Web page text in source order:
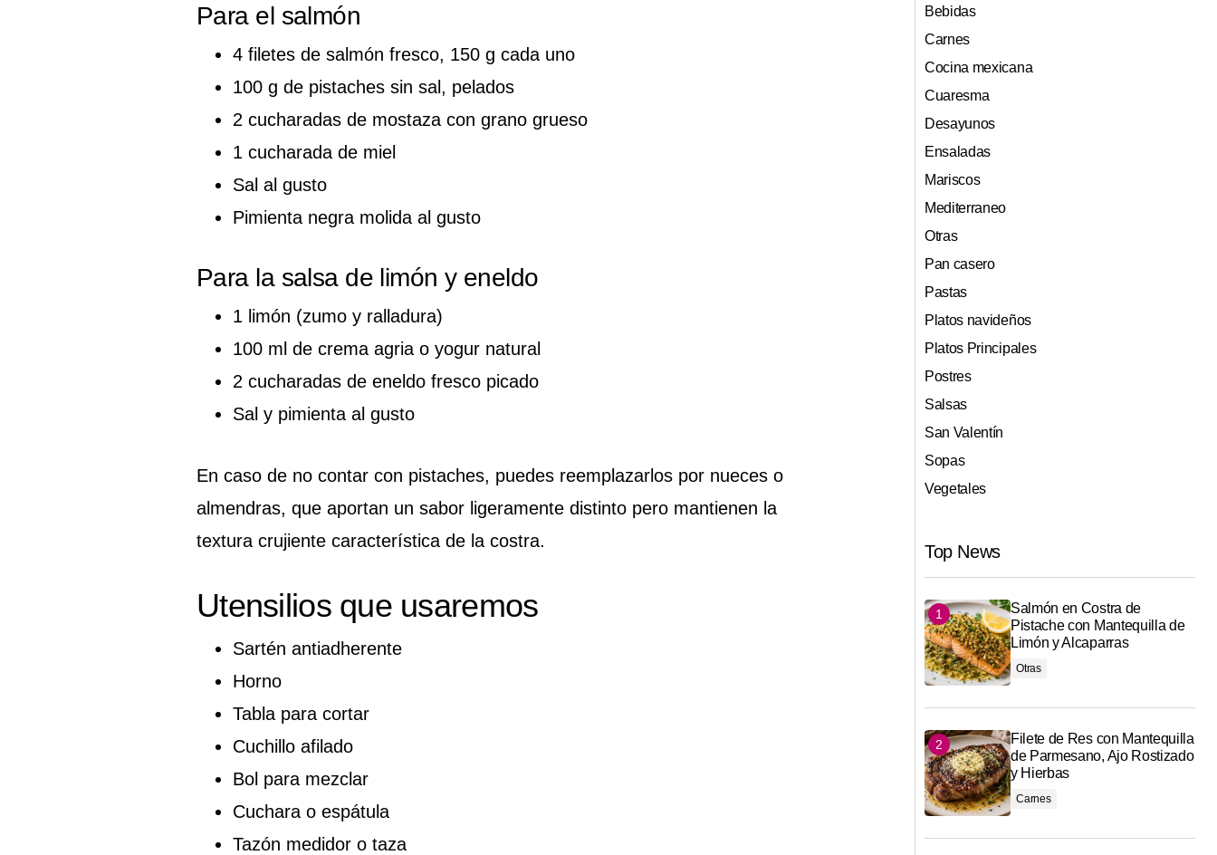
Para el salmón
4 filetes de salmón fresco, 150 g cada uno
100 g de pistaches sin sal, pelados
2 cucharadas de mostaza con grano grueso
1 cucharada de miel
Sal al gusto
Pimienta negra molida al gusto
Para la salsa de limón y eneldo
1 limón (zumo y ralladura)
100 ml de crema agria o yogur natural
2 cucharadas de eneldo fresco picado
Sal y pimienta al gusto
En caso de no contar con pistaches, puedes reemplazarlos por nueces o
almendras, que aportan un sabor ligeramente distinto pero mantienen la
textura crujiente característica de la costra.
Utensilios que usaremos
Sartén antiadherente
Horno
Tabla para cortar
Cuchillo afilado
Bol para mezclar
Cuchara o espátula
Tazón medidor o taza
Bebidas
Carnes
Cocina mexicana
Cuaresma
Desayunos
Ensaladas
Mariscos
Mediterraneo
Otras
Pan casero
Pastas
Platos navideños
Platos Principales
Postres
Salsas
San Valentín
Sopas
Vegetales
Top News
Salmón en Costra de
Pistache con Mantequilla de
Limón y Alcaparras
Otras
Filete de Res con Mantequilla
de Parmesano, Ajo Rostizado
y Hierbas
Carnes